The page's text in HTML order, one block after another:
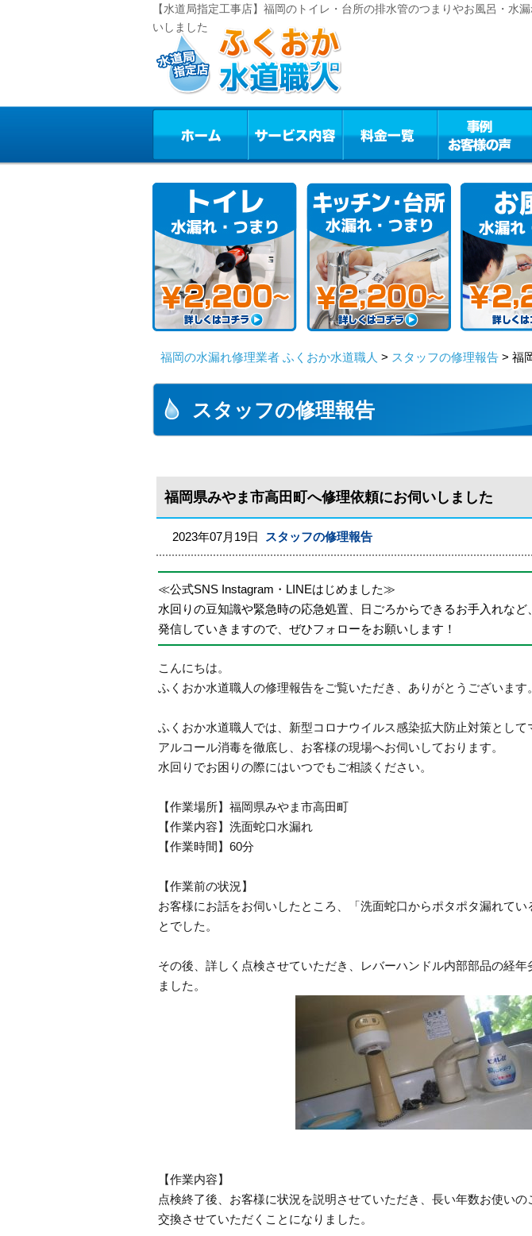
【水道局指定工事店】福岡のトイレ・台所の排水管のつまりやお風呂・
いしました
福岡の水漏れ修理業者 ふくおか水道職人 > スタッフの修理報告 > 福
スタッフの修理報告
福岡県みやま市高田町へ修理依頼にお伺いしました
2023年07月19日 スタッフの修理報告
≪公式SNS Instagram・LINEはじめました≫
水回りの豆知識や緊急時の応急処置、日ごろからできるお手入れな
発信していきますので、ぜひフォローをお願いします！
こんにちは。
ふくおか水道職人の修理報告をご覧いただき、ありがとうございます。
ふくおか水道職人では、新型コロナウイルス感染拡大防止対策として
アルコール消毒を徹底し、お客様の現場へお伺いしております。
水回りでお困りの際にはいつでもご相談ください。
【作業場所】福岡県みやま市高田町
【作業内容】洗面蛇口水漏れ
【作業時間】60分
【作業前の状況】
お客様にお話をお伺いしたところ、「洗面蛇口からポタポタ漏れてい
とでした。
その後、詳しく点検させていただき、レバーハンドル内部部品の経年
ました。
【作業内容】
点検終了後、お客様に状況を説明させていただき、長い年数お使いの
交換させていただくことになりました。